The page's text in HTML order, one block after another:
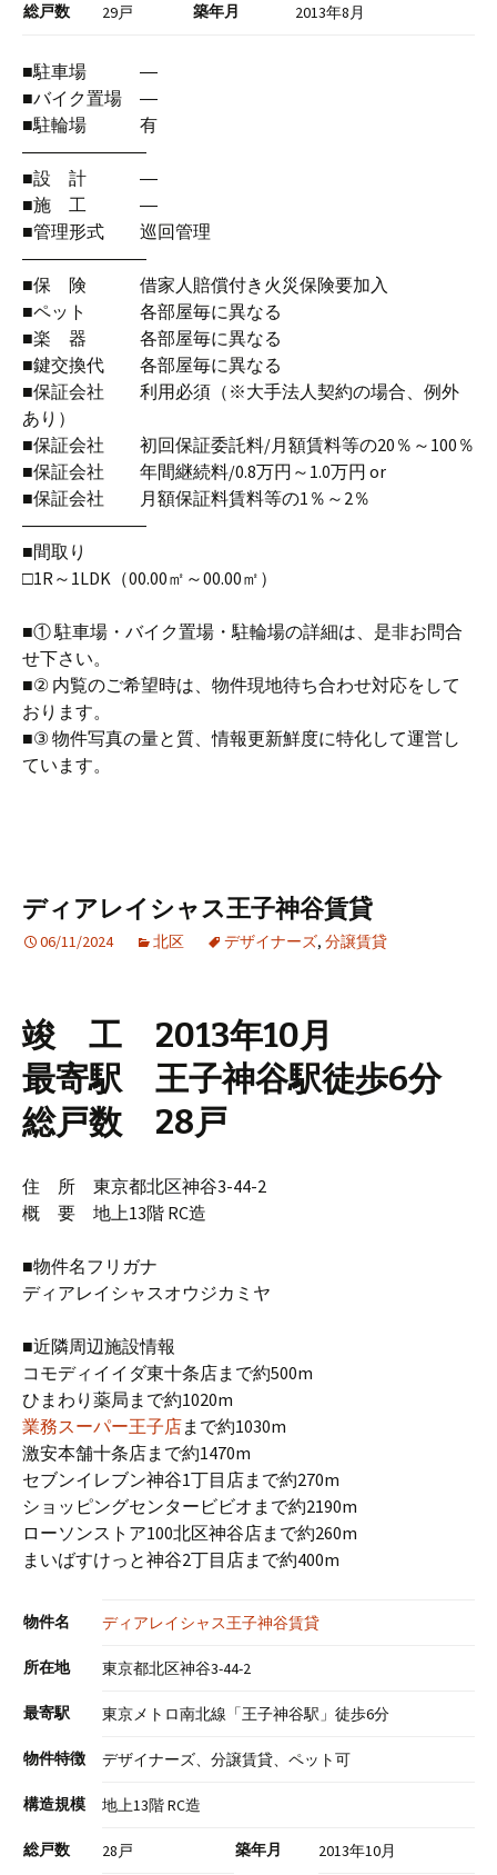
総戸数 29戸 築年月 2013年8月
■駐車場 ―
■バイク置場 ―
■駐輪場 有
―――――――
■設 計 ―
■施 工 ―
■管理形式 巡回管理
―――――――
■保 険 借家人賠償付き火災保険要加入
■ペット 各部屋毎に異なる
■楽 器 各部屋毎に異なる
■鍵交換代 各部屋毎に異なる
■保証会社 利用必須（※大手法人契約の場合、例外
あり）
■保証会社 初回保証委託料/月額賃料等の20％～100％
■保証会社 年間継続料/0.8万円～1.0万円 or
■保証会社 月額保証料賃料等の1％～2％
―――――――
■間取り
□1R～1LDK（00.00㎡～00.00㎡）
■① 駐車場・バイク置場・駐輪場の詳細は、是非お問合
せ下さい。
■② 内覧のご希望時は、物件現地待ち合わせ対応をして
おります。
■③ 物件写真の量と質、情報更新鮮度に特化して運営し
ています。
ディアレイシャス王子神谷賃貸
06/11/2024 北区 デザイナーズ, 分譲賃貸
竣 工 2013年10月
最寄駅 王子神谷駅徒歩6分
総戸数 28戸
住 所 東京都北区神谷3-44-2
概 要 地上13階 RC造
■物件名フリガナ
ディアレイシャスオウジカミヤ
■近隣周辺施設情報
コモディイイダ東十条店まで約500m
ひまわり薬局まで約1020m
業務スーパー王子店まで約1030m
激安本舗十条店まで約1470m
セブンイレブン神谷1丁目店まで約270m
ショッピングセンタービビオまで約2190m
ローソンストア100北区神谷店まで約260m
まいばすけっと神谷2丁目店まで約400m
物件名 ディアレイシャス王子神谷賃貸
所在地 東京都北区神谷3-44-2
最寄駅 東京メトロ南北線「王子神谷駅」徒歩6分
物件特徴 デザイナーズ、分譲賃貸、ペット可
構造規模 地上13階 RC造
総戸数 28戸 築年月 2013年10月